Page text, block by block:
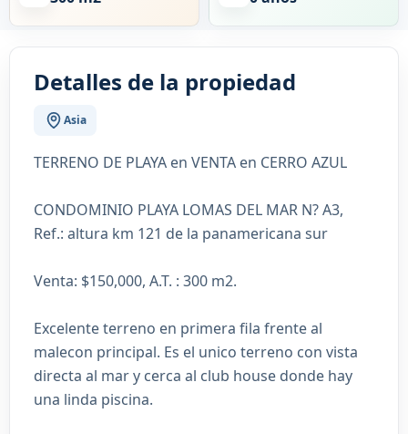
Detalles de la propiedad
Asia
TERRENO DE PLAYA en VENTA en CERRO AZUL
CONDOMINIO PLAYA LOMAS DEL MAR N? A3,
Ref.: altura km 121 de la panamericana sur
Venta: $150,000, A.T. : 300 m2.
Excelente terreno en primera fila frente al
malecon principal. Es el unico terreno con vista
directa al mar y cerca al club house donde hay
una linda piscina.